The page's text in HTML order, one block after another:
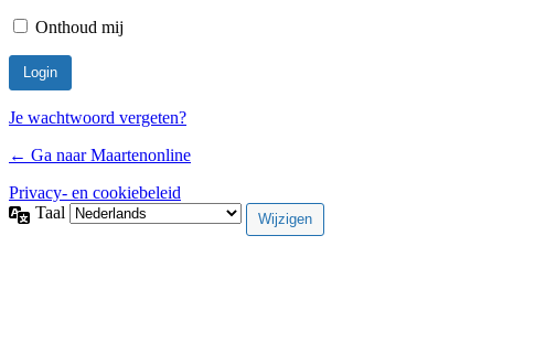
Onthoud mij
Je wachtwoord vergeten?
← Ga naar Maartenonline
Privacy- en cookiebeleid
Taal